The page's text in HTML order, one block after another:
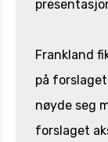
Frankland
på
nøyde seg
forslaget